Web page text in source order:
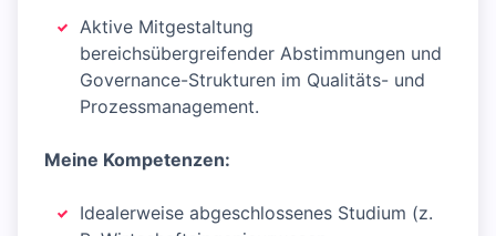
Aktive Mitgestaltung
bereichsübergreifender Abstimmungen und
Governance-Strukturen im Qualitäts- und
Prozessmanagement.
Meine Kompetenzen:
Idealerweise abgeschlossenes Studium (z.